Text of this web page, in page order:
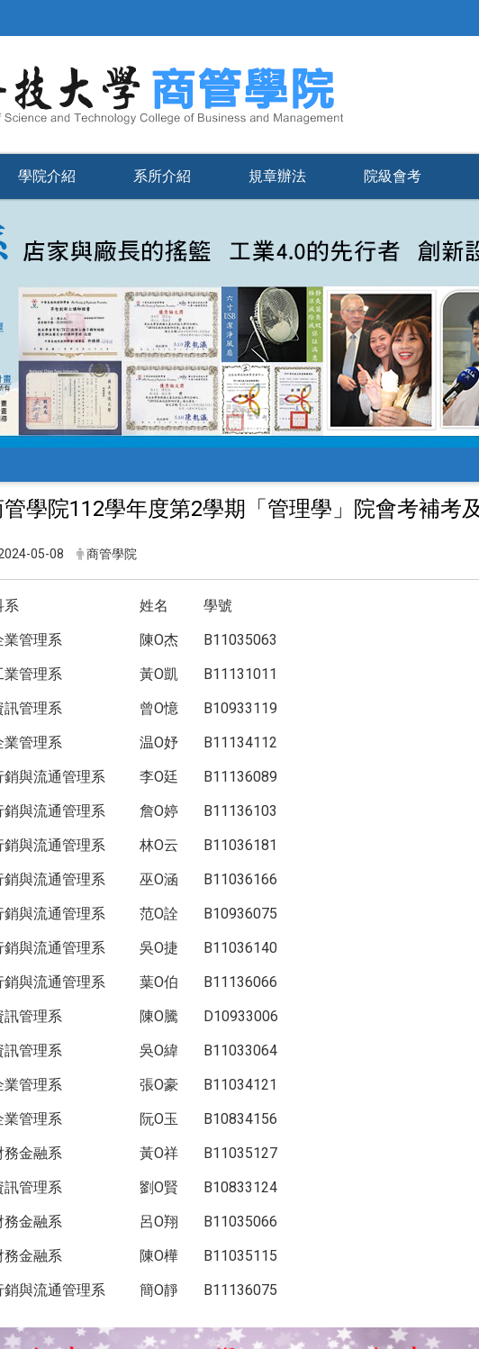
學院介紹 系所介紹 規章辦法 院級會考
學院112學年度第2學期「管理學」院會考補考
05-08 商管學院
系 姓名
學號
業管理系
陳O杰
B11035063
業管理系
黃O凱
B11131011
訊管理系
曾O憶
B10933119
業管理系
温O妤
B11134112
銷與流通管理系
李O廷
B11136089
銷與流通管理系
詹O婷
B11136103
銷與流通管理系
林O云
B11036181
銷與流通管理系
巫O涵
B11036166
銷與流通管理系
范O詮
B10936075
銷與流通管理系
吳O捷
B11036140
銷與流通管理系
葉O伯
B11136066
訊管理系
陳O騰
D10933006
訊管理系
吳O緯
B11033064
業管理系
張O豪
B11034121
業管理系
阮O玉
B10834156
務金融系
黃O祥
B11035127
訊管理系
劉O賢
B10833124
務金融系
呂O翔
B11035066
務金融系
陳O樺
B11035115
銷與流通管理系
簡O靜 B11136075